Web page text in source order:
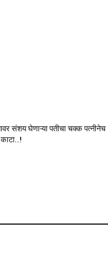
संशय घेणाऱ्या पतीचा चक्क पत्नीनेच